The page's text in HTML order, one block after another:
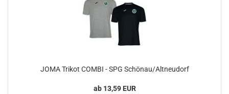
JOMA Trikot COMBI - SPG Schönau/Altneudorf
ab 13,59 EUR